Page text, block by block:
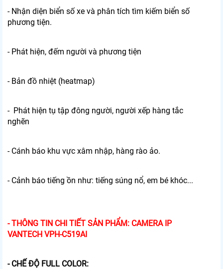
- Nhận diện biển số xe và phân tích tìm kiếm biển số
phương tiện.
- Phát hiện, đếm người và phương tiện
- Bản đồ nhiệt (heatmap)
- Phát hiện tụ tập đông người, người xếp hàng tắc
nghẽn
- Cánh báo khu vực xâm nhập, hàng rào ảo.
- Cảnh báo tiếng ồn như: tiếng súng nổ, em bé khóc...
- THÔNG TIN CHI TIẾT SẢN PHẨM: CAMERA IP
VANTECH VPH-C519AI
- CHẾ ĐỘ FULL COLOR: